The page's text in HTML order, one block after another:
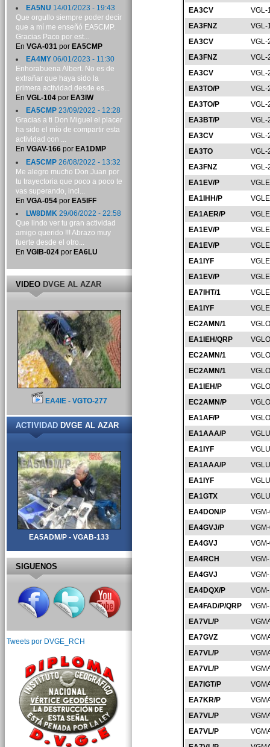
EA3CV
VGL-
EA3FNZ
VGL-
EA3CV
VGL-
EA3FNZ
VGL-
EA3CV
VGL-
EA3TO/P
VGL-
EA3TO/P
VGL-
EA3BT/P
VGL-
EA3CV
VGL-
EA3TO
VGL-
EA3FNZ
VGL-
EA1EV/P
EA1IHH/P
EA1AER/P
EA1EV/P
EA1EV/P
EA1IYF
EA1EV/P
EA7IHT/1
EA1IYF
EC2AMN/1
EA1IEH/QRP
EC2AMN/1
EC2AMN/1
EA1IEH/P
EC2AMN/P
EA1AF/P
EA1AAA/P
EA1IYF
EA1AAA/P
EA1IYF
EA1GTX
EA4DON/P
EA4GVJ/P
EA4GVJ
EA4RCH
EA4GVJ
EA4DQX/P
EA4FAD/P/QRP
EA7VL/P
EA7GVZ
EA7VL/P
EA7VL/P
EA7IGT/P
EA7KR/P
EA7VL/P
EA7VL/P
EA5NU 14/01/2023 - 19:43
Que orgullo siempre poder decir
que a mí me enseñó EA5CMP.
Gracias Paco por est...
En VGA-031 por EA5CMP
EA4MY06/01/2023 - 11:30
Enhorabuena Albert. No es de
extrañar que haya sido la
primera actividad desde es...
En VGL-104por EA3IW
EA5CMP23/09/2022 - 12:28
Gracias a ti Don Miguel el placer
ha sido el mío de compartir esta
actividad con ...
En VGAV-166por EA1DMP
EA5CMP26/08/2022 - 13:32
Me alegro mucho Don Juan por
tu trayectoria que poco a poco te
vas superando, incl...
En VGA-054por EA5IFF
LW8DMK29/06/2022 - 22:58
Que lindo ver tu gran actividad
amigo querido !!! Abrazo muy
fuerte desde el otro...
En VGIB-024por EA6LU
VIDEODVGE AL AZAR
EA4IE - VGTO-277
ACTIVIDADDVGE AL AZAR
EA5ADM/P - VGAB-133
SIGUENOS
Tweets por DVGE_RCH